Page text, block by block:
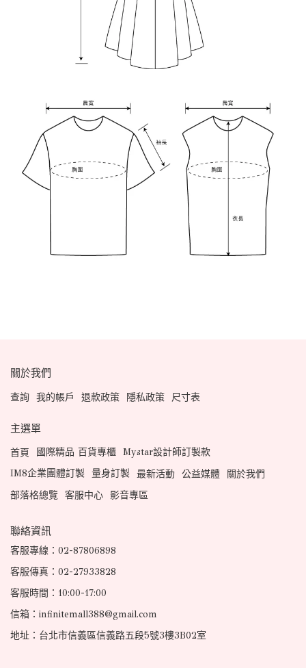
關於我們
查詢 我的帳戶 退款政策 隱私政策 尺寸表
主選單
首頁 國際精品 百貨專櫃 Mystar設計師訂製款
IM8企業團體訂製 量身訂製 最新活動 公益媒體
關於我們
部落格總覽 客服中心 影音專區
聯絡資訊
客服專線：02-87806898
客服傳真：02-27933828
客服時間：10:00-17:00
信箱：infinitemall388@gmail.com
地址：台北市信義區信義路五段5號3樓3B02室